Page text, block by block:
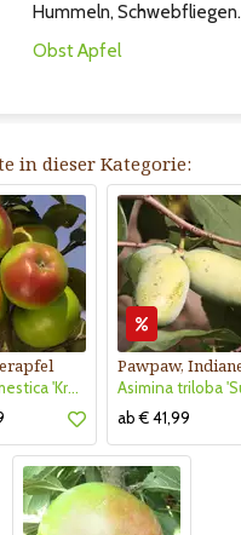
Hummeln, Schwebfliegen.
ObstApfel
in dieser Kategorie:
Malus domestica 'Kronprinz Rudolf'
ab € 41,99